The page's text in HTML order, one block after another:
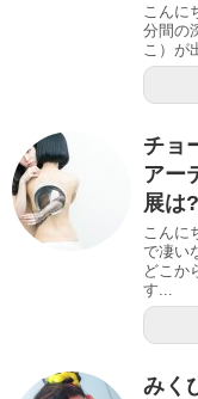
こんに
分間の
こ）が
チョ
アー
展は
こんに
で凄い
どこか
す...
みく